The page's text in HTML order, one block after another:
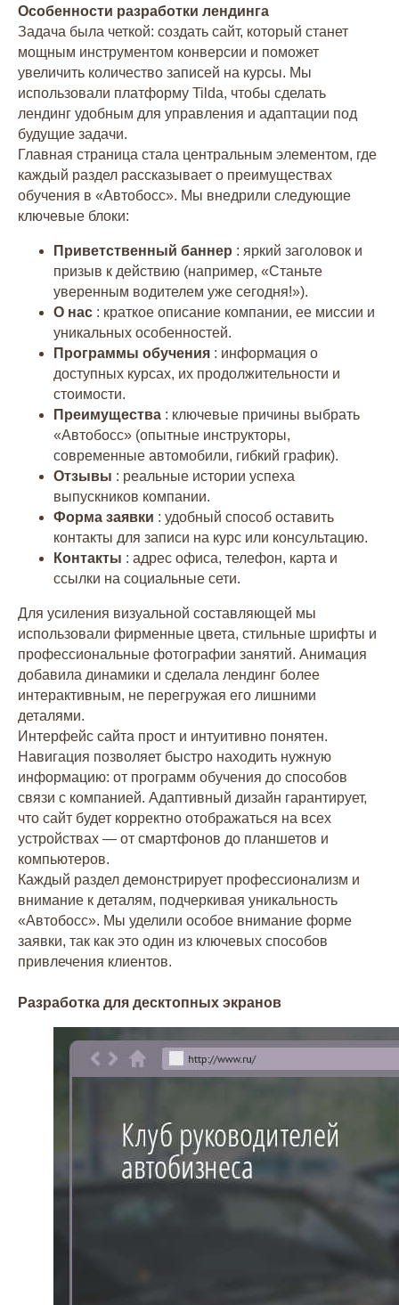
Особенности разработки лендинга
Задача была четкой: создать сайт, который станет
мощным инструментом конверсии и поможет
увеличить количество записей на курсы. Мы
использовали платформу Tilda, чтобы сделать
лендинг удобным для управления и адаптации под
будущие задачи.
Главная страница стала центральным элементом, где
каждый раздел рассказывает о преимуществах
обучения в «Автобосс». Мы внедрили следующие
ключевые блоки:
Приветственный баннер : яркий заголовок и
призыв к действию (например, «Станьте
уверенным водителем уже сегодня!»).
О нас : краткое описание компании, ее миссии и
уникальных особенностей.
Программы обучения : информация о
доступных курсах, их продолжительности и
стоимости.
Преимущества : ключевые причины выбрать
«Автобосс» (опытные инструкторы,
современные автомобили, гибкий график).
Отзывы : реальные истории успеха
выпускников компании.
Форма заявки : удобный способ оставить
контакты для записи на курс или консультацию.
Контакты : адрес офиса, телефон, карта и
ссылки на социальные сети.
Для усиления визуальной составляющей мы
использовали фирменные цвета, стильные шрифты и
профессиональные фотографии занятий. Анимация
добавила динамики и сделала лендинг более
интерактивным, не перегружая его лишними
деталями.
Интерфейс сайта прост и интуитивно понятен.
Навигация позволяет быстро находить нужную
информацию: от программ обучения до способов
связи с компанией. Адаптивный дизайн гарантирует,
что сайт будет корректно отображаться на всех
устройствах — от смартфонов до планшетов и
компьютеров.
Каждый раздел демонстрирует профессионализм и
внимание к деталям, подчеркивая уникальность
«Автобосс». Мы уделили особое внимание форме
заявки, так как это один из ключевых способов
привлечения клиентов.
Разработка для десктопных экранов